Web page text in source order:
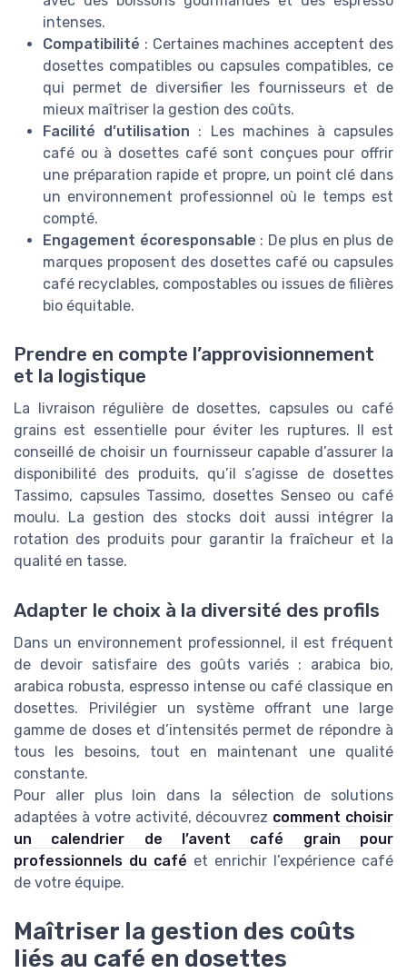
intenses.
Compatibilité : Certaines machines acceptent des
dosettes compatibles ou capsules compatibles, ce
qui permet de diversifier les fournisseurs et de
mieux maîtriser la gestion des coûts.
Facilité d’utilisation : Les machines à capsules
café ou à dosettes café sont conçues pour offrir
une préparation rapide et propre, un point clé dans
un environnement professionnel où le temps est
compté.
Engagement écoresponsable : De plus en plus de
marques proposent des dosettes café ou capsules
café recyclables, compostables ou issues de filières
bio équitable.
Prendre en compte l’approvisionnement
et la logistique
La livraison régulière de dosettes, capsules ou café
grains est essentielle pour éviter les ruptures. Il est
conseillé de choisir un fournisseur capable d’assurer la
disponibilité des produits, qu’il s’agisse de dosettes
Tassimo, capsules Tassimo, dosettes Senseo ou café
moulu. La gestion des stocks doit aussi intégrer la
rotation des produits pour garantir la fraîcheur et la
qualité en tasse.
Adapter le choix à la diversité des profils
Dans un environnement professionnel, il est fréquent
de devoir satisfaire des goûts variés : arabica bio,
arabica robusta, espresso intense ou café classique en
dosettes. Privilégier un système offrant une large
gamme de doses et d’intensités permet de répondre à
tous les besoins, tout en maintenant une qualité
constante.
Pour aller plus loin dans la sélection de solutions
adaptées à votre activité, découvrez comment choisir
un calendrier de l’avent café grain pour
professionnels du café et enrichir l’expérience café
de votre équipe.
Maîtriser la gestion des coûts
liés au café en dosettes